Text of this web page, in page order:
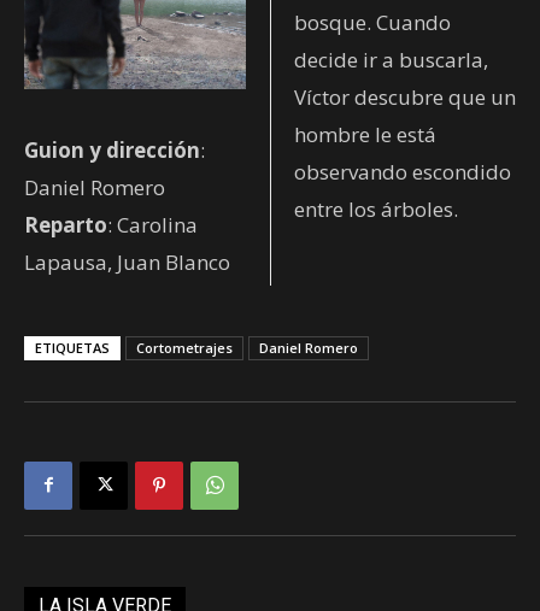
Guion y dirección:
Daniel Romero
Reparto: Carolina
Lapausa, Juan Blanco
bosque. Cuando
decide ir a buscarla,
Víctor descubre que un
hombre le está
observando escondido
entre los árboles.
ETIQUETAS Cortometrajes Daniel Romero
LA ISLA VERDE